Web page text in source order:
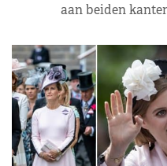
aan beiden